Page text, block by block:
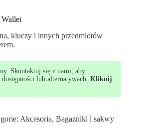
kluczy i innych przedmiotów
Skontaktuj się z nami, aby
lub alternatywach. Kliknij
Akcesoria, Bagażniki i sakwy